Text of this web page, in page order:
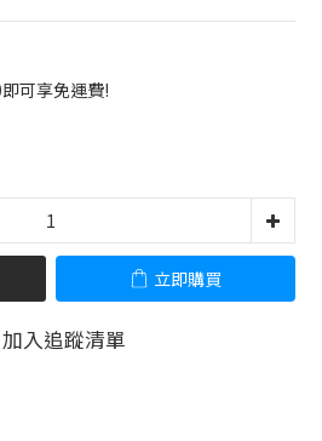
可享免運費!
立即購買
加入追蹤清單